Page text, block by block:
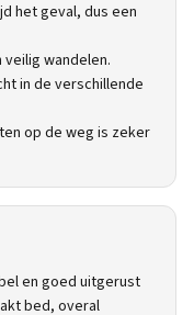
het geval, dus een
wandelen.
in de verschillende
op de weg is zeker
en goed uitgerust
bed, overal